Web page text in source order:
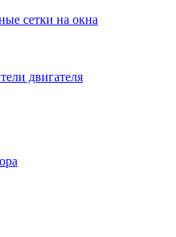
сетки на окна
двигателя